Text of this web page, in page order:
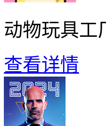
动物玩具工
查看详情